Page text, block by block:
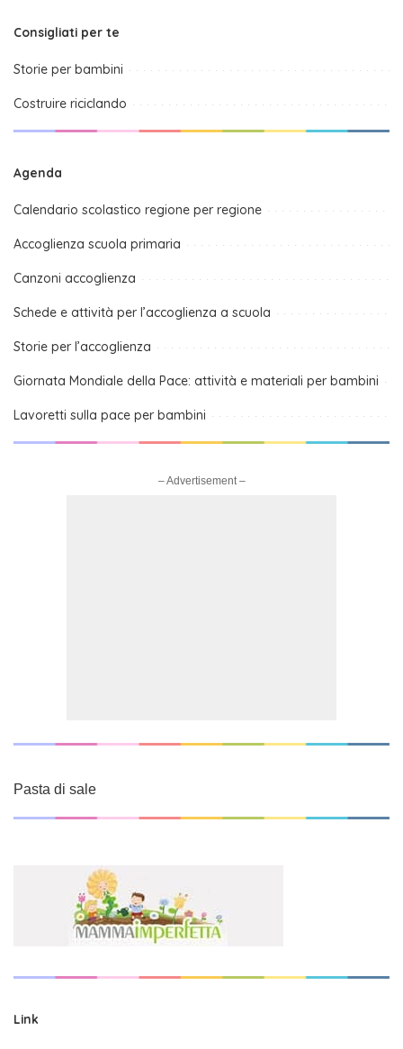
Consigliati per te
Storie per bambini
Costruire riciclando
Agenda
Calendario scolastico regione per regione
Accoglienza scuola primaria
Canzoni accoglienza
Schede e attività per l’accoglienza a scuola
Storie per l’accoglienza
Giornata Mondiale della Pace: attività e materiali per bambini
Lavoretti sulla pace per bambini
– Advertisement –
Pasta di sale
Link